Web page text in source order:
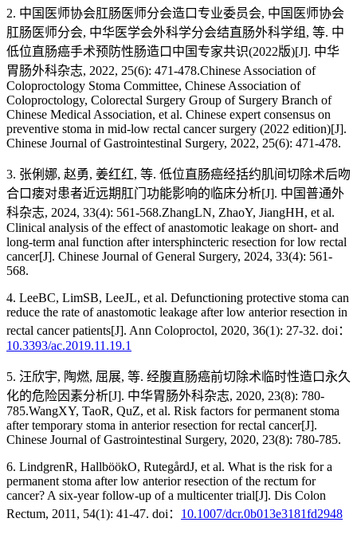
2. 中国医师协会肛肠医师分会造口专业委员会, 中国医师协会
肛肠医师分会, 中华医学会外科学分会结直肠外科学组, 等. 中
低位直肠癌手术预防性肠造口中国专家共识(2022版)[J]. 中华
胃肠外科杂志, 2022, 25(6): 471-478.Chinese Association of
Coloproctology Stoma Committee, Chinese Association of
Coloproctology, Colorectal Surgery Group of Surgery Branch of
Chinese Medical Association, et al. Chinese expert consensus on
preventive stoma in mid-low rectal cancer surgery (2022 edition)[J].
Chinese Journal of Gastrointestinal Surgery, 2022, 25(6): 471-478.
3. 张俐娜, 赵勇, 姜红红, 等. 低位直肠癌经括约肌间切除术后吻
合口瘘对患者近远期肛门功能影响的临床分析[J]. 中国普通外
科杂志, 2024, 33(4): 561-568.ZhangLN, ZhaoY, JiangHH, et al.
Clinical analysis of the effect of anastomotic leakage on short- and
long-term anal function after intersphincteric resection for low rectal
cancer[J]. Chinese Journal of General Surgery, 2024, 33(4): 561-
568.
4. LeeBC, LimSB, LeeJL, et al. Defunctioning protective stoma can
reduce the rate of anastomotic leakage after low anterior resection in
rectal cancer patients[J]. Ann Coloproctol, 2020, 36(1): 27-32. doi：
10.3393/ac.2019.11.19.1
5. 汪欣宇, 陶燃, 屈展, 等. 经腹直肠癌前切除术临时性造口永久
化的危险因素分析[J]. 中华胃肠外科杂志, 2020, 23(8): 780-
785.WangXY, TaoR, QuZ, et al. Risk factors for permanent stoma
after temporary stoma in anterior resection for rectal cancer[J].
Chinese Journal of Gastrointestinal Surgery, 2020, 23(8): 780-785.
6. LindgrenR, HallböökO, RutegårdJ, et al. What is the risk for a
permanent stoma after low anterior resection of the rectum for
cancer? A six-year follow-up of a multicenter trial[J]. Dis Colon
Rectum, 2011, 54(1): 41-47. doi： 10.1007/dcr.0b013e3181fd2948